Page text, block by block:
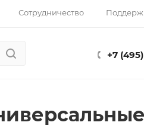
Сотрудничество
+7 (495)